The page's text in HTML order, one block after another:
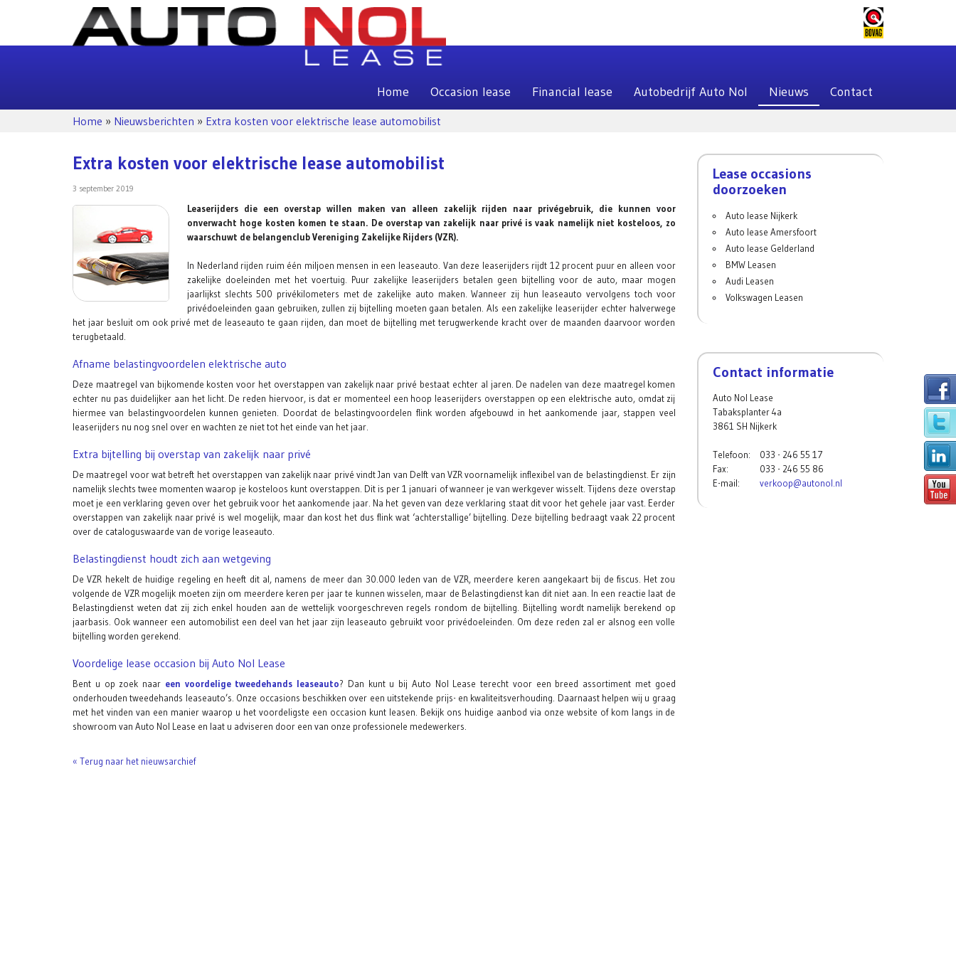
Home Occasion lease Financial lease Autobedrijf Auto Nol Nieuws Contact
Home » Nieuwsberichten » Extra kosten voor elektrische lease automobilist
Extra kosten voor elektrische lease automobilist
3 september 2019
Leaserijders die een overstap willen maken van alleen zakelijk rijden naar privégebruik, die kunnen voor
onverwacht hoge kosten komen te staan. De overstap van zakelijk naar privé is vaak namelijk niet kosteloos, zo
waarschuwt de belangenclub Vereniging Zakelijke Rijders (VZR).
In Nederland rijden ruim één miljoen mensen in een leaseauto. Van deze leaserijders rijdt 12 procent puur en alleen voor
zakelijke doeleinden met het voertuig. Puur zakelijke leaserijders betalen geen bijtelling voor de auto, maar mogen
jaarlijkst slechts 500 privékilometers met de zakelijke auto maken. Wanneer zij hun leaseauto vervolgens toch voor
privédoeleinden gaan gebruiken, zullen zij bijtelling moeten gaan betalen. Als een zakelijke leaserijder echter halverwege
het jaar besluit om ook privé met de leaseauto te gaan rijden, dan moet de bijtelling met terugwerkende kracht over de maanden daarvoor worden
terugbetaald.
Afname belastingvoordelen elektrische auto
Deze maatregel van bijkomende kosten voor het overstappen van zakelijk naar privé bestaat echter al jaren. De nadelen van deze maatregel komen
echter nu pas duidelijker aan het licht. De reden hiervoor, is dat er momenteel een hoop leaserijders overstappen op een elektrische auto, omdat zij
hiermee van belastingvoordelen kunnen genieten. Doordat de belastingvoordelen flink worden afgebouwd in het aankomende jaar, stappen veel
leaserijders nu nog snel over en wachten ze niet tot het einde van het jaar.
Extra bijtelling bij overstap van zakelijk naar privé
De maatregel voor wat betreft het overstappen van zakelijk naar privé vindt Jan van Delft van VZR voornamelijk inflexibel van de belastingdienst. Er zijn
namelijk slechts twee momenten waarop je kosteloos kunt overstappen. Dit is per 1 januari of wanneer je van werkgever wisselt. Tijdens deze overstap
moet je een verklaring geven over het gebruik voor het aankomende jaar. Na het geven van deze verklaring staat dit voor het gehele jaar vast. Eerder
overstappen van zakelijk naar privé is wel mogelijk, maar dan kost het dus flink wat ‘achterstallige’ bijtelling. Deze bijtelling bedraagt vaak 22 procent
over de cataloguswaarde van de vorige leaseauto.
Belastingdienst houdt zich aan wetgeving
De VZR hekelt de huidige regeling en heeft dit al, namens de meer dan 30.000 leden van de VZR, meerdere keren aangekaart bij de fiscus. Het zou
volgende de VZR mogelijk moeten zijn om meerdere keren per jaar te kunnen wisselen, maar de Belastingdienst kan dit niet aan. In een reactie laat de
Belastingdienst weten dat zij zich enkel houden aan de wettelijk voorgeschreven regels rondom de bijtelling. Bijtelling wordt namelijk berekend op
jaarbasis. Ook wanneer een automobilist een deel van het jaar zijn leaseauto gebruikt voor privédoeleinden. Om deze reden zal er alsnog een volle
bijtelling worden gerekend.
Voordelige lease occasion bij Auto Nol Lease
Bent u op zoek naar een voordelige tweedehands leaseauto? Dan kunt u bij Auto Nol Lease terecht voor een breed assortiment met goed
onderhouden tweedehands leaseauto’s. Onze occasions beschikken over een uitstekende prijs- en kwaliteitsverhouding. Daarnaast helpen wij u graag
met het vinden van een manier waarop u het voordeligste een occasion kunt leasen. Bekijk ons huidige aanbod via onze website of kom langs in de
showroom van Auto Nol Lease en laat u adviseren door een van onze professionele medewerkers.
« Terug naar het nieuwsarchief
Lease occasions
doorzoeken
Auto lease Nijkerk
Auto lease Amersfoort
Auto lease Gelderland
BMW Leasen
Audi Leasen
Volkswagen Leasen
Contact informatie
Auto Nol Lease
Tabaksplanter 4a
3861 SH Nijkerk
Telefoon: 033 - 246 55 17
Fax:
033 - 246 55 86
E-mail:
verkoop@autonol.nl